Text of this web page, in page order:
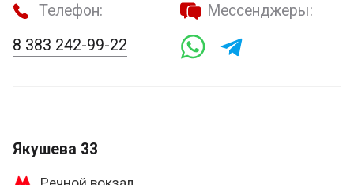
Телефон:
8 383 242-99-22
Мессенджеры:
Якушева 33